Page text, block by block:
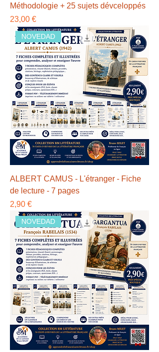
Méthodologie + 25 sujets dévceloppés
Precio
23,00 €
NOVEDAD
ALBERT CAMUS - L'étranger - Fiche
de lecture - 7 pages
Precio
2,90 €
NOVEDAD